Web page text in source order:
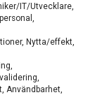
IT/Utvecklare,
Nytta/effekt,
Användbarhet,